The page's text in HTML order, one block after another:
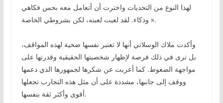
لهذا النوع من التحديات واخترت أن أتعامل معه بحس فكاهي
وذكاء. لقد لعبت لعبته، لكن بشروطي الخاصة ».
وأكدت ملاك الوسلاتي أنها لا تعتبر نفسها ضحية لهذه المواقف،
بل ترى في ذلك فرصة لإظهار شخصيتها الحقيقية وقدرتها على
مواجهة الضغوط. كما أعربت عن شكرها لجمهورها الذي دعمها
ووقف إلى جانبها، مشددة على أن مثل هذه التجارب تجعلها
أقوى وأكثر ثقة بنفسها.